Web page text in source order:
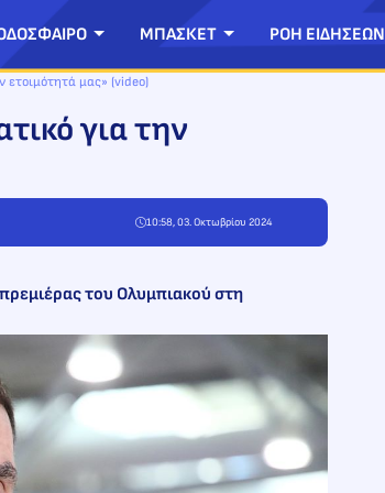
ΜΠΑΣΚΕΤ ΡΟΗ ΕΙΔΗΣΕΩΝ
ετοιμότητά μας» (video)
για την
10:58, 03. Οκτωβρίου 2024
του Ολυμπιακού στη